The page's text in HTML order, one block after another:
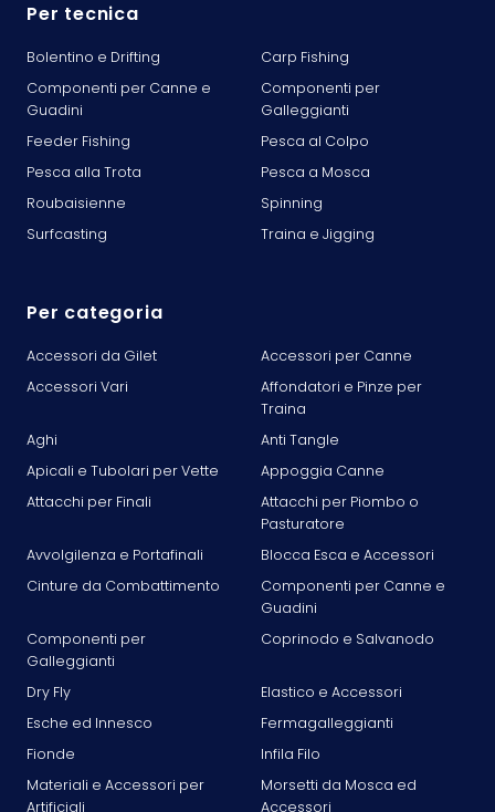
Per tecnica
Bolentino e Drifting
Carp Fishing
Componenti per Canne e
Guadini
Componenti per
Galleggianti
Feeder Fishing
Pesca al Colpo
Pesca alla Trota
Pesca a Mosca
Roubaisienne
Spinning
Surfcasting
Traina e Jigging
Per categoria
Accessori da Gilet
Accessori per Canne
Accessori Vari
Affondatori e Pinze per
Traina
Aghi
Anti Tangle
Apicali e Tubolari per Vette
Appoggia Canne
Attacchi per Finali
Attacchi per Piombo o
Pasturatore
Avvolgilenza e Portafinali
Blocca Esca e Accessori
Cinture da Combattimento
Componenti per Canne e
Guadini
Componenti per
Galleggianti
Coprinodo e Salvanodo
Dry Fly
Elastico e Accessori
Esche ed Innesco
Fermagalleggianti
Fionde
Infila Filo
Materiali e Accessori per
Artificiali
Morsetti da Mosca ed
Accessori